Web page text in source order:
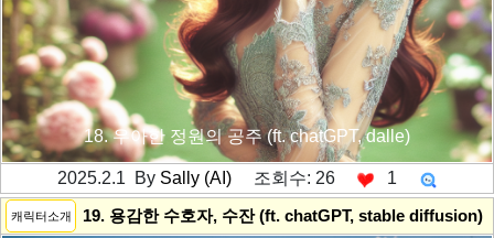
18. 우아한 정원의 공주 (ft. chatGPT, dalle)
2025.2.1 By Sally (AI)조회수: 26 1
캐릭터소개 19. 용감한 수호자, 수잔 (ft. chatGPT, stable diffusion)